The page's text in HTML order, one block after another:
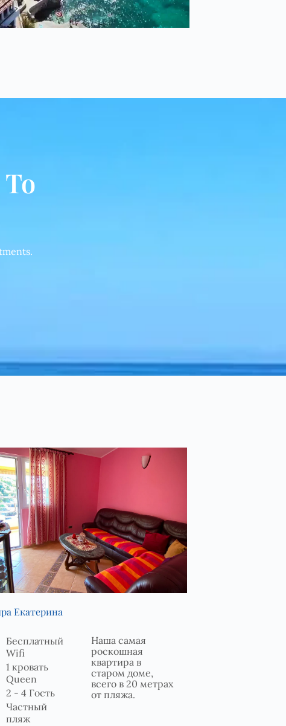
Екатерина
Бесплатный
Wifi
1 кровать
Queen
2 - 4 Гость
Частный
пляж
Наша самая
роскошная
квартира в
старом доме,
всего в 20 метрах
от пляжа.